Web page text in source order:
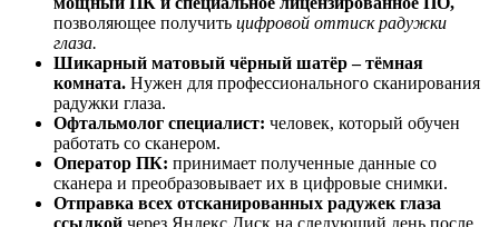
позволяющее получить цифровой оттиск радужки
глаза.
Шикарный матовый чёрный шатёр – тёмная
комната. Нужен для профессионального сканирования
радужки глаза.
Офтальмолог специалист: человек, который обучен
работать со сканером.
Оператор ПК: принимает полученные данные со
сканера и преобразовывает их в цифровые снимки.
Отправка всех отсканированных радужек глаза
ссылкой через Яндекс.Диск на следующий день после